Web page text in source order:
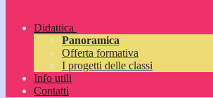
Didattica
Panoramica
Offerta formativa
I progetti delle classi
Info utili
Contatti